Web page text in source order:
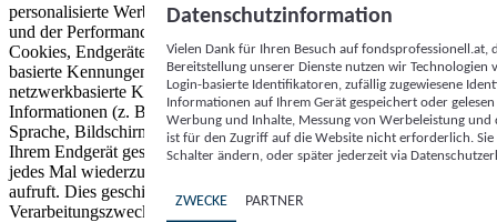
personalisierte Werbung und Inhalte, Messung von Werbeleistung
und der Performance von Inhalten sowie Zielgruppenforschung.
Cookies, Endgeräte- oder ähnliche Online-Kennungen (z. B. login-
basierte Kennungen, zufällig generierte Kennungen,
netzwerkbasierte Kennungen) können zusammen mit anderen
Informationen (z. B. Browsertyp und Browserinformationen,
Sprache, Bildschirmgröße, unterstützte Technologien usw.) auf
Ihrem Endgerät gespeichert oder von dort ausgelesen werden, um es
jedes Mal wiederzuerkennen, wenn es eine App oder einer Webseite
aufruft. Dies geschieht für einen oder mehrere der hier aufgeführten
Verarbeitungszwecke.
Datenschutzinformation
Vielen Dank für Ihren Besuch auf
Bereitstellung unserer Dienste nutzen wir Technologien
Login-basierte Identifikatoren, zufällig zugewiesene
Informationen auf Ihrem Gerät gespeichert oder
Werbung und Inhalte, Messung von Werbeleistung
ist für den Zugriff auf die Website nicht erforderlich.
Schalter ändern, oder später jederzeit via
ZWECKE PARTNER